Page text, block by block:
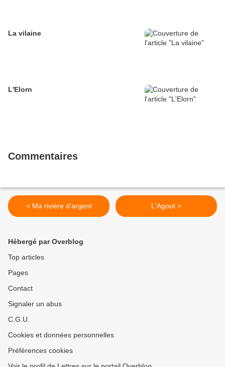
La vilaine
L'Elorn
Commentaires
< Ma rivière d'argent L'Agout >
Hébergé par Overblog
Top articles
Pages
Contact
Signaler un abus
C.G.U.
Cookies et données personnelles
Préférences cookies